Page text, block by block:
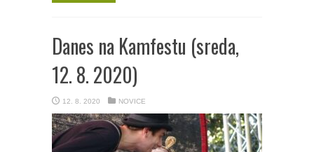
Danes na Kamfestu (sreda,
12. 8. 2020)
12. 8. 2020 NOVICE